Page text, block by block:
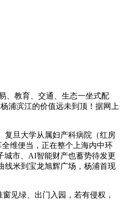
、教育、交通、生态一坐式配
浦滨江的价值远未到顶！据网上
旦大学从属妇产科病院（红房
维便当，正在整个上海内中环
城市、AI智能财产也蓄势待发更
线米到宝龙旭辉广场，杨浦首现
见绿、出门入园，若有侵权，